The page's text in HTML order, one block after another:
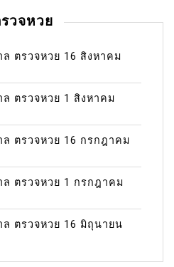
วจหวย
ตรวจหวย 16 สิงหาคม
ตรวจหวย 1 สิงหาคม
ตรวจหวย 16 กรกฎาคม
ตรวจหวย 1 กรกฎาคม
ตรวจหวย 16 มิถุนายน